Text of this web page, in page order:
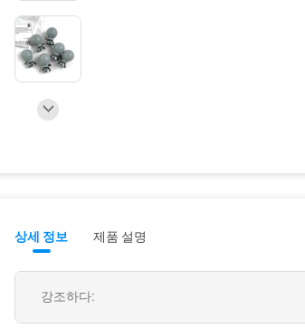
상세 정보 제품 설명
강조하다: